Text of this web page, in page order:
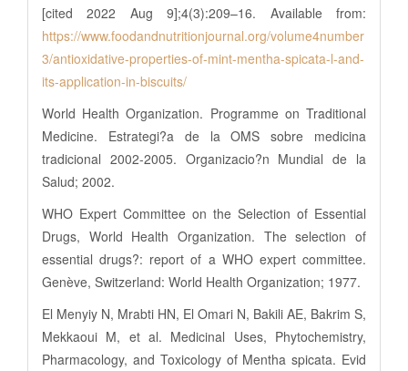
[cited 2022 Aug 9];4(3):209–16. Available from:
https://www.foodandnutritionjournal.org/volume4number
3/antioxidative-properties-of-mint-mentha-spicata-l-and-
its-application-in-biscuits/
World Health Organization. Programme on Traditional
Medicine. Estrategi?a de la OMS sobre medicina
tradicional 2002-2005. Organizacio?n Mundial de la
Salud; 2002.
WHO Expert Committee on the Selection of Essential
Drugs, World Health Organization. The selection of
essential drugs?: report of a WHO expert committee.
Genève, Switzerland: World Health Organization; 1977.
El Menyiy N, Mrabti HN, El Omari N, Bakili AE, Bakrim S,
Mekkaoui M, et al. Medicinal Uses, Phytochemistry,
Pharmacology, and Toxicology of Mentha spicata. Evid